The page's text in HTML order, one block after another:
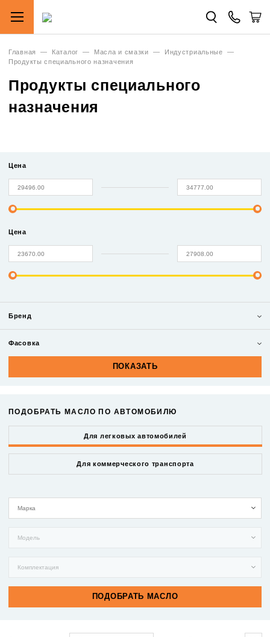
Главная — Каталог — Масла и смазки — Индустриальные
—
Продукты специального назначения
Продукты специального
назначения
Цена
Цена
Бренд
Фасовка
ПОДОБРАТЬ МАСЛО ПО АВТОМОБИЛЮ
Для легковых автомобилей
Для коммерческого транспорта